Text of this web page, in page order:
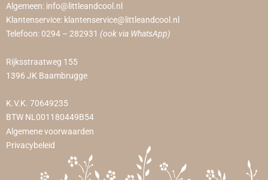
Algemeen: info@littleandcool.nl
Klantenservice: klantenservice@littleandcool.nl
Telefoon: 0294 – 282931 (ook via WhatsApp)
Rijksstraatweg 155
1396 JK Baambrugge
K.V.K. 70649235
BTW NL001180449B54
Algemene voorwaarden
Privacybeleid